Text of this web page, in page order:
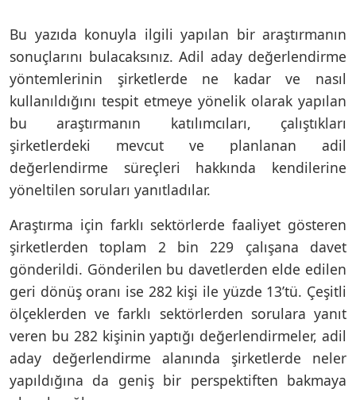
Bu yazıda konuyla ilgili yapılan bir araştırmanın
sonuçlarını bulacaksınız. Adil aday değerlendirme
yöntemlerinin şirketlerde ne kadar ve nasıl
kullanıldığını tespit etmeye yönelik olarak yapılan
bu araştırmanın katılımcıları, çalıştıkları
şirketlerdeki mevcut ve planlanan adil
değerlendirme süreçleri hakkında kendilerine
yöneltilen soruları yanıtladılar.
Araştırma için farklı sektörlerde faaliyet gösteren
şirketlerden toplam 2 bin 229 çalışana davet
gönderildi. Gönderilen bu davetlerden elde edilen
geri dönüş oranı ise 282 kişi ile yüzde 13’tü. Çeşitli
ölçeklerden ve farklı sektörlerden sorulara yanıt
veren bu 282 kişinin yaptığı değerlendirmeler, adil
aday değerlendirme alanında şirketlerde neler
yapıldığına da geniş bir perspektiften bakmaya